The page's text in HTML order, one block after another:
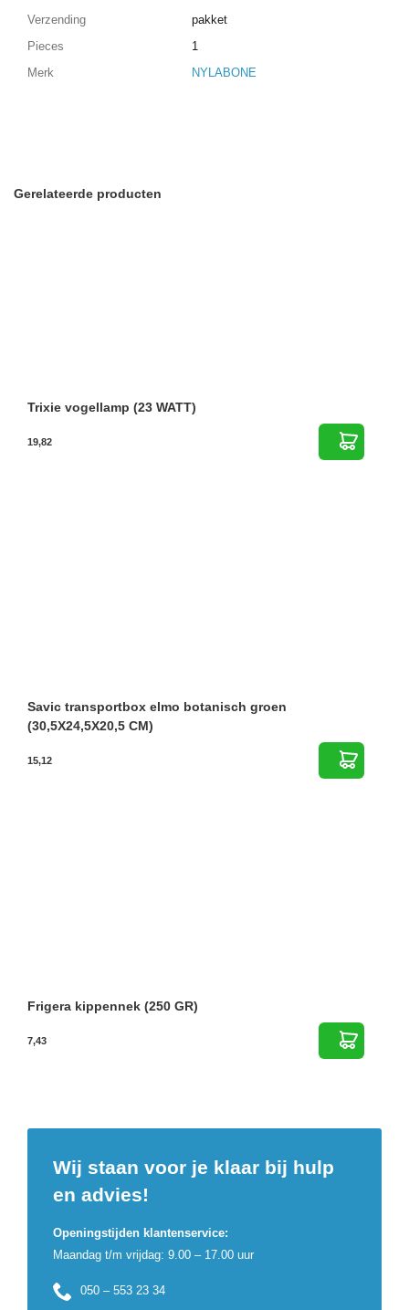
Verzending
pakket
Pieces
1
Merk
NYLABONE
Gerelateerde producten
Trixie vogellamp (23 WATT)
19,82
Savic transportbox elmo botanisch groen
(30,5X24,5X20,5 CM)
15,12
Frigera kippennek (250 GR)
7,43
Wij staan voor je klaar bij hulp
en advies!
Openingstijden klantenservice:
Maandag t/m vrijdag: 9.00 – 17.00 uur
050 – 553 23 34